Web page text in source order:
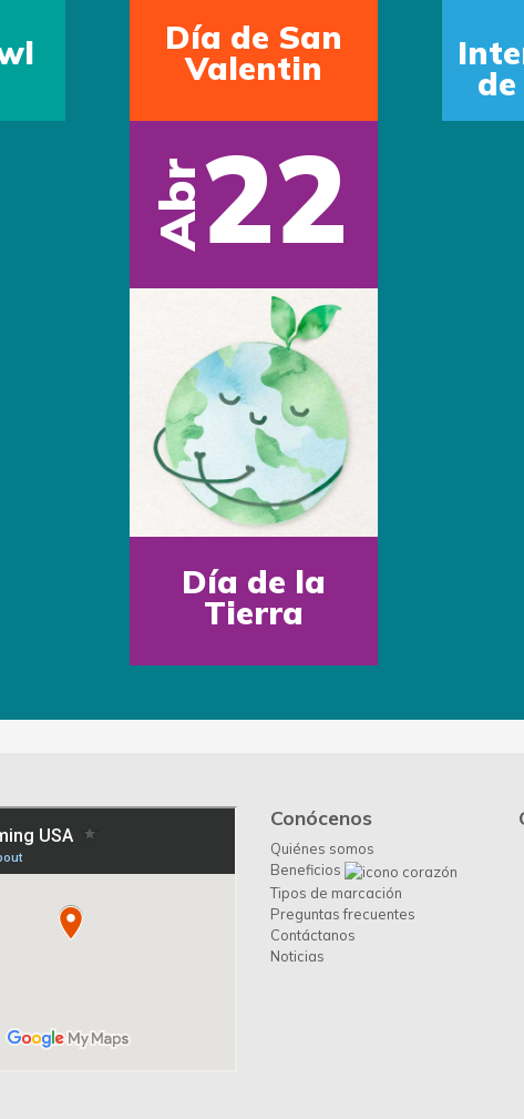
Día de San
Valentin
Abr22
Día de la
Tierra
Conócenos
Quiénes somos
Beneficios
Tipos de marcación
Preguntas frecuentes
Contáctanos
Noticias